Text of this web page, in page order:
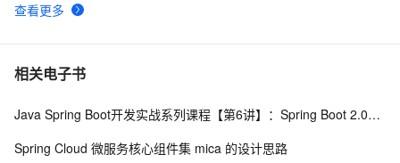
查看更多
相关电子书
Java Spring Boot开发实战系列课程【第6讲】：Spring Boot 2.0实战MyBatis与优化(Java面试题)
Spring Cloud 微服务核心组件集 mica 的设计思路